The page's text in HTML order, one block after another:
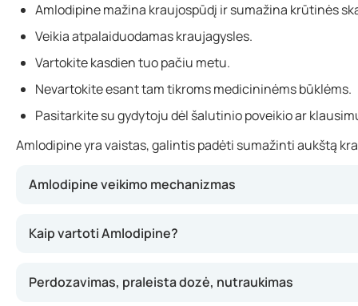
Amlodipine mažina kraujospūdį ir sumažina krūtinės
Veikia atpalaiduodamas kraujagysles.
Vartokite kasdien tuo pačiu metu.
Nevartokite esant tam tikroms medicininėms būklėms.
Pasitarkite su gydytoju dėl šalutinio poveikio ar
Amlodipine yra vaistas, galintis padėti sumažinti aukštą
Amlodipine veikimo mechanizmas
Kaip vartoti Amlodipine?
Perdozavimas, praleista dozė, nutraukimas